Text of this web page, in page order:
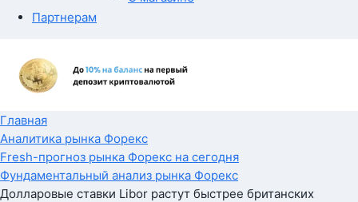
Партнерам
Главная
Аналитика рынка Форекс
Fresh-прогноз рынка Форекс на сегодня
Фундаментальный анализ рынка Форекс
Долларовые ставки Libor растут быстрее британских